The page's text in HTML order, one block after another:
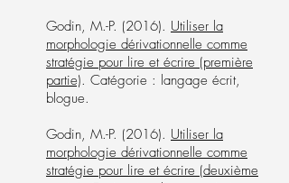
Godin, M.-P. (2016). Utiliser la
morphologie dérivationnelle comme
stratégie pour lire et écrire (première
partie). Catégorie : langage écrit,
blogue.
Godin, M.-P. (2016). Utiliser la
morphologie dérivationnelle comme
stratégie pour lire et écrire (deuxième